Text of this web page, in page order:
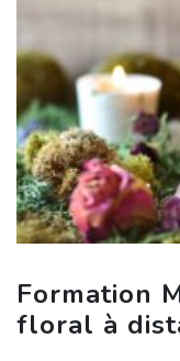
Formation
floral à